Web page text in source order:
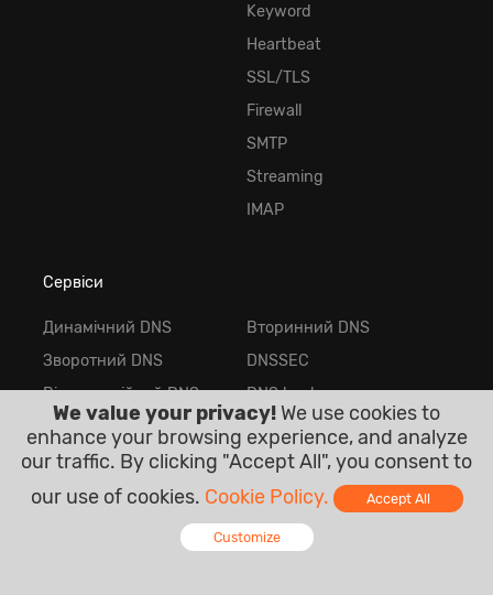
Keyword
Heartbeat
SSL/TLS
Firewall
SMTP
Streaming
IMAP
Сервіси
Динамічний DNS
Зворотний DNS
Відмовостійкий DNS
Managed DNS
Моніторинг
Google Workspace
Вторинний DNS
DNSSEC
DNS backups
Anycast DNS
Email Forwarding
Доменні імена
Приватні DNS-сервери
We value your privacy! We use cookies to
enhance your browsing experience, and analyze
our traffic. By clicking "Accept All", you consent to
our use of cookies. Cookie Policy. Accept All
Customize